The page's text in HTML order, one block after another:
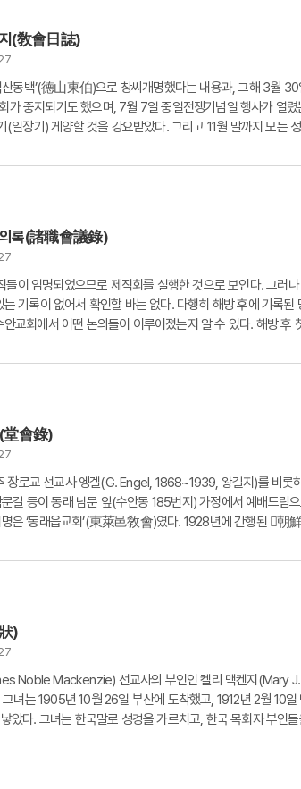
(敎會日誌)
동백’(德山東伯)으로 창씨개명했다는 내용과, 그해 3월 30
가 중지되기도 했으며, 7월 7일 중일전쟁기념일 행사가 열렸
(일장기) 게양할 것을 강요받았다. 그리고 11월 말까지 모든
록(諸職會議錄)
이 임명되었으므로 제직회를 실행한 것으로 보인다. 그러나
기록이 없어서 확인할 바는 없다. 다행히 해방 후에 기록된
교회에서 어떤 논의들이 이루어졌는지 알 수 있다. 해방 후
堂會錄)
장로교 선교사 엥겔(G. Engel, 1868~1939, 왕길지)를 비롯
길 등이 동래 남문 앞(수안동 185번지) 가정에서 예배드림
은 ‘동래읍교회’(東萊邑敎會)였다. 1928년에 간행된 󰡔朝
)
Noble Mackenzie) 선교사의 부인인 켈리 맥켄지(Mary
녀는 1905년 10월 26일 부산에 도착했고, 1912년 2월 10일
았다. 그녀는 한국말로 성경을 가르치고, 한국 목회자 부인들